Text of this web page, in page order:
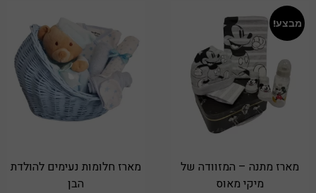
מבצע!
מארז מתנה – המזוודה של
מיקי מאוס
מארז חלומות נעימים להולדת
הבן